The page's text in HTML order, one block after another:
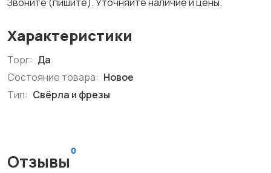
Характеристики
Торг: Да
Состояние товара: Новое
Тип: Свёрла и фрезы
Отзывы
0